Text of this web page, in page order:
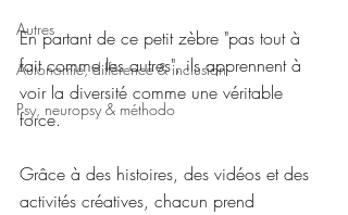
Autres
Autonomie, différence & inclusion
Psy, neuropsy & méthodo
En partant de ce petit zèbre "pas tout à
fait comme les autres", ils apprennent à
voir la diversité comme une véritable
force.
Grâce à des histoires, des vidéos et des
activités créatives, chacun prend